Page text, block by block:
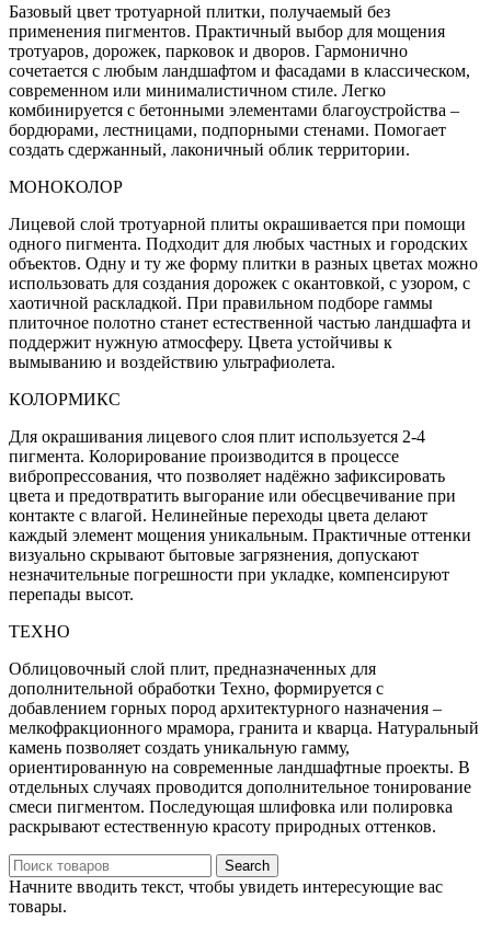
Базовый цвет тротуарной плитки, получаемый без
применения пигментов. Практичный выбор для мощения
тротуаров, дорожек, парковок и дворов. Гармонично
сочетается с любым ландшафтом и фасадами в классическом,
современном или минималистичном стиле. Легко
комбинируется с бетонными элементами благоустройства –
бордюрами, лестницами, подпорными стенами. Помогает
создать сдержанный, лаконичный облик территории.
МОНОКОЛОР
Лицевой слой тротуарной плиты окрашивается при помощи
одного пигмента. Подходит для любых частных и городских
объектов. Одну и ту же форму плитки в разных цветах можно
использовать для создания дорожек с окантовкой, с узором, с
хаотичной раскладкой. При правильном подборе гаммы
плиточное полотно станет естественной частью ландшафта и
поддержит нужную атмосферу. Цвета устойчивы к
вымыванию и воздействию ультрафиолета.
КОЛОРМИКС
Для окрашивания лицевого слоя плит используется 2-4
пигмента. Колорирование производится в процессе
вибропрессования, что позволяет надёжно зафиксировать
цвета и предотвратить выгорание или обесцвечивание при
контакте с влагой. Нелинейные переходы цвета делают
каждый элемент мощения уникальным. Практичные оттенки
визуально скрывают бытовые загрязнения, допускают
незначительные погрешности при укладке, компенсируют
перепады высот.
ТЕХНО
Облицовочный слой плит, предназначенных для
дополнительной обработки Техно, формируется с
добавлением горных пород архитектурного назначения –
мелкофракционного мрамора, гранита и кварца. Натуральный
камень позволяет создать уникальную гамму,
ориентированную на современные ландшафтные проекты. В
отдельных случаях проводится дополнительное тонирование
смеси пигментом. Последующая шлифовка или полировка
раскрывают естественную красоту природных оттенков.
Search
Начните вводить текст, чтобы увидеть интересующие вас
товары.